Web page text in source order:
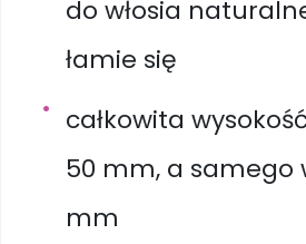
do włosia
łamie się
całkowita
50 mm, a samego
mm